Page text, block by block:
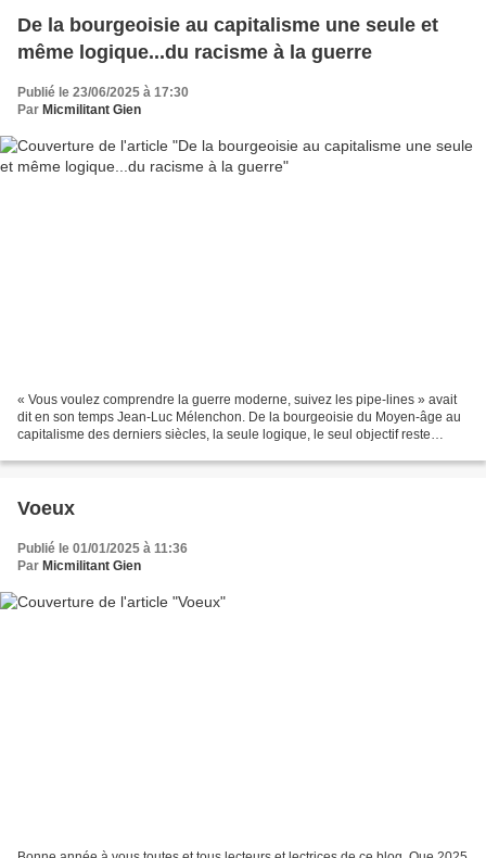
De la bourgeoisie au capitalisme une seule et
même logique...du racisme à la guerre
Publié le 23/06/2025 à 17:30
Par Micmilitant Gien
« Vous voulez comprendre la guerre moderne, suivez les pipe-lines » avait
dit en son temps Jean-Luc Mélenchon. De la bourgeoisie du Moyen-âge au
capitalisme des derniers siècles, la seule logique, le seul objectif reste
Voeux
Publié le 01/01/2025 à 11:36
Par Micmilitant Gien